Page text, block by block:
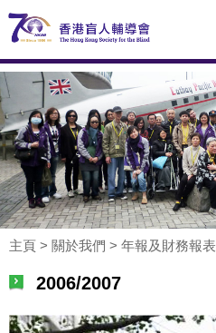
主頁 > 關於我們 > 年報及財務報表
2006/2007